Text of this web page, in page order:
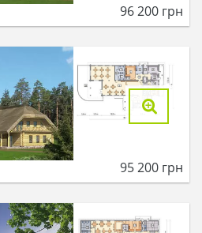
96 200 грн
95 200 грн